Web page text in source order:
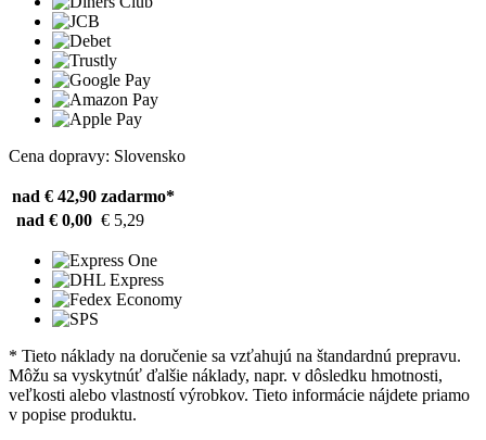
Cena dopravy: Slovensko
nad € 42,90 zadarmo*
nad € 0,00 € 5,29
* Tieto náklady na doručenie sa vzťahujú na štandardnú prepravu.
Môžu sa vyskytnúť ďalšie náklady, napr. v dôsledku hmotnosti,
veľkosti alebo vlastností výrobkov. Tieto informácie nájdete priamo
v popise produktu.